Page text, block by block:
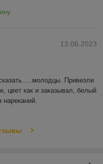
13.06.2023
Привезли
цвет как и заказывал, белый